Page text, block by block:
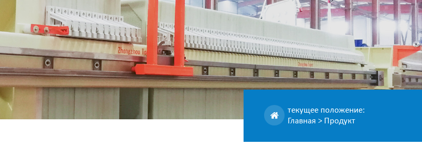
Русский
текущее положение:
Главная > Продукт